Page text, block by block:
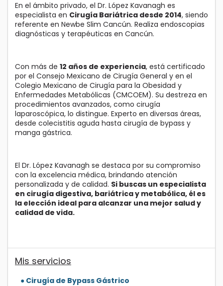
En el ámbito privado, el Dr. López Kavanagh es
especialista en Cirugía Bariátrica desde 2014, siendo
referente en Newbe Slim Cancún. Realiza endoscopias
diagnósticas y terapéuticas en Cancún.
Con más de 12 años de experiencia, está certificado
por el Consejo Mexicano de Cirugía General y en el
Colegio Mexicano de Cirugía para la Obesidad y
Enfermedades Metabólicas (CMCOEM). Su destreza en
procedimientos avanzados, como cirugía
laparoscópica, lo distingue. Experto en diversas áreas,
desde colecistitis aguda hasta cirugía de bypass y
manga gástrica.
El Dr. López Kavanagh se destaca por su compromiso
con la excelencia médica, brindando atención
personalizada y de calidad. Si buscas un especialista
en cirugía digestiva, bariátrica y metabólica, él es
la elección ideal para alcanzar una mejor salud y
calidad de vida.
Mis servicios
● Cirugía de Bypass Gástrico